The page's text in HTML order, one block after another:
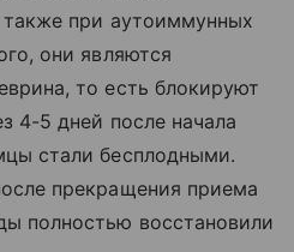
при аутоиммунных
они являются
то есть блокируют
4-5 дней после начала
стали бесплодными.
прекращения приема
полностью восстановили